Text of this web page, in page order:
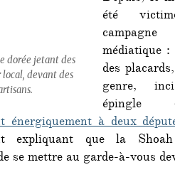
dorée jetant des
devant des
été
médiatique
des
genre,
épingle
à deux
expliquant que la
se mettre au garde-à-vous